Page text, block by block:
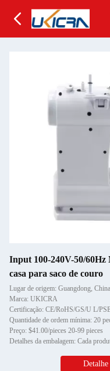
Input 100-240V-50/
casa para saco de couro
Lugar de origem: Guangdong, China
Marca: UKICRA
Certificação: CE/RoHS/GS/U L/
Quantidade de ordem mínima: 20
Preço: $41.00/pieces 20-99 pieces
Detalhes da embalagem: Cada
Detalhe